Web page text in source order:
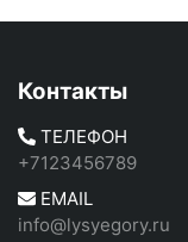
Контакты
ТЕЛЕФОН
+7123456789
EMAIL
info@lysyegory.ru